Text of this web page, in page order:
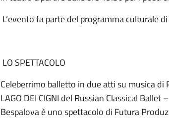
L’evento fa parte del programma culturale
LO SPETTACOLO
Celeberrimo balletto in due atti su musica di
LAGO DEI CIGNI del Russian Classical
Bespalova è uno spettacolo di Futura